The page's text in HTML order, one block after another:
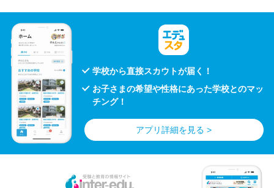
学校から直接スカウトが届く！
お子さまの希望や性格にあった学校とのマッ
チング！
アプリ詳細を見る >